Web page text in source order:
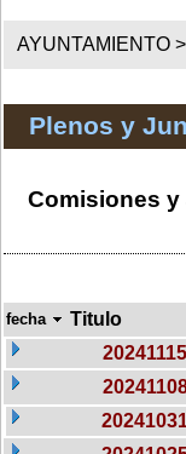
AYUNTAMIENTO >
Plenos y
Comisiones
fecha Titulo
20241115